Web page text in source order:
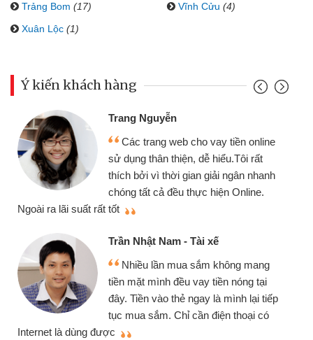
Trảng Bom (17) Vĩnh Cửu (4)
Xuân Lộc (1)
Ý kiến khách hàng
Trang Nguyễn
Các trang web cho vay tiền online
sử dụng thân thiện, dễ hiểu.Tôi rất
thích bởi vì thời gian giải ngân nhanh
chóng tất cả đều thực hiện Online.
Ngoài ra lãi suất rất tốt
Trần Nhật Nam - Tài xế
Nhiều lần mua sắm không mang
tiền mặt mình đều vay tiền nóng tại
đây. Tiền vào thẻ ngay là mình lại tiếp
tục mua sắm. Chỉ cần điện thoại có
Internet là dùng được